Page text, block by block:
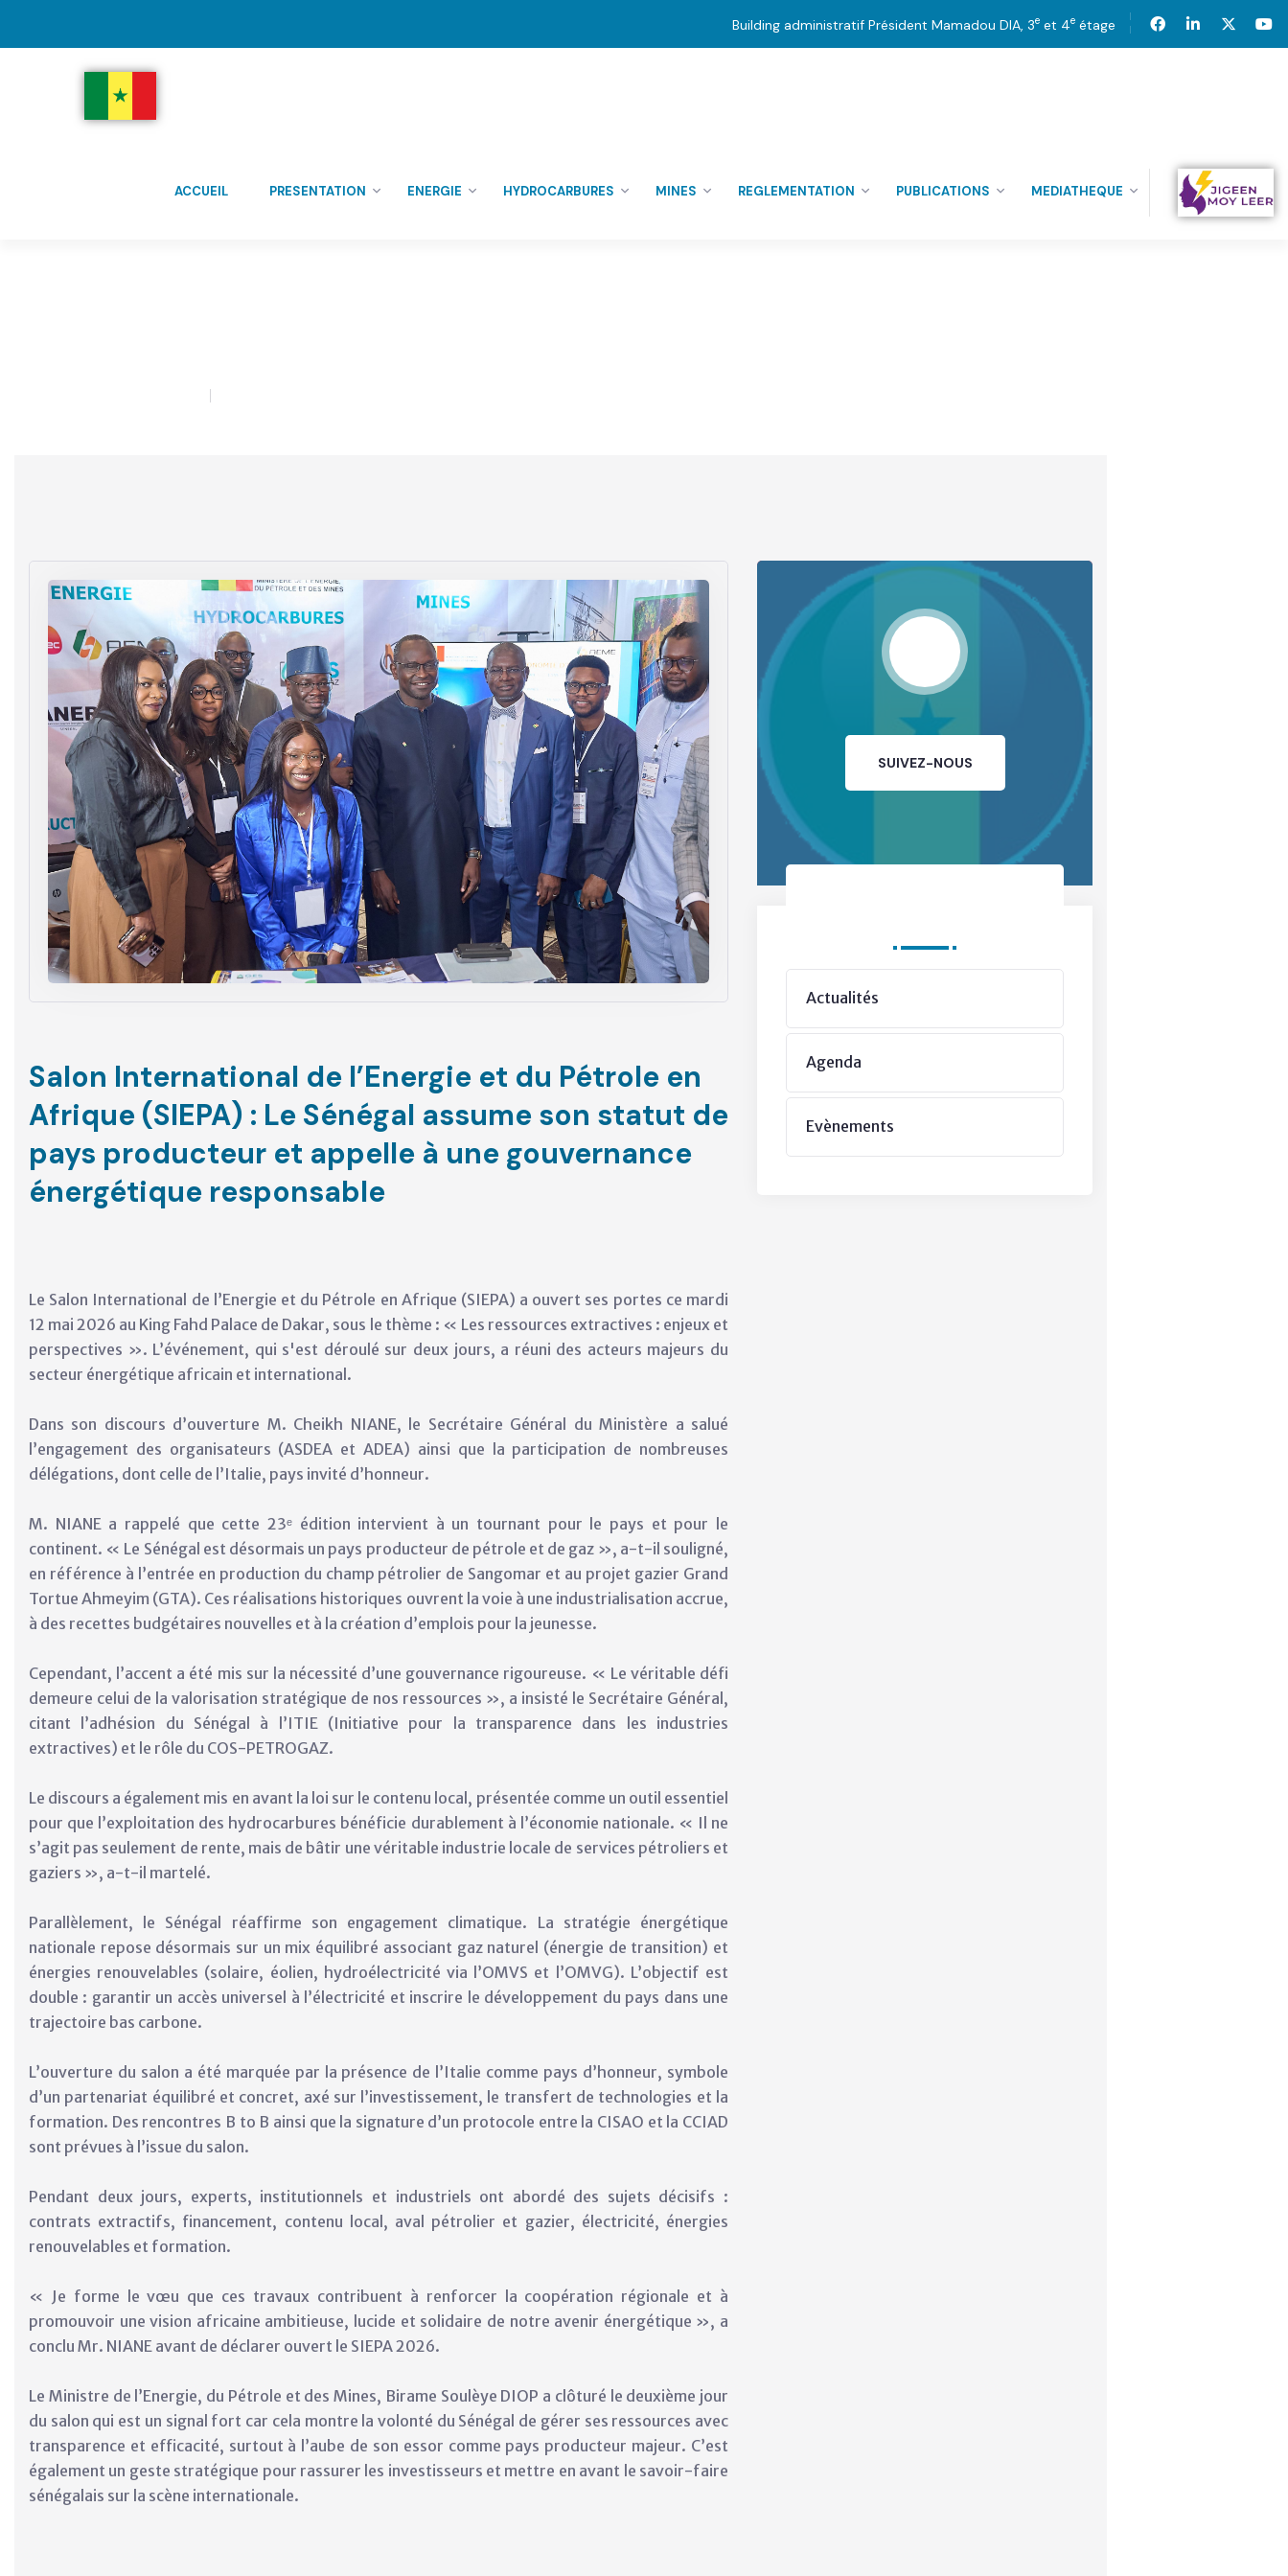
Building administratif Président Mamadou DIA, 3e et 4e étage
ACCUEIL PRESENTATION ENERGIE HYDROCARBURES MINES REGLEMENTATION PUBLICATIONS MEDIATHEQUE
Salon International de l’Energie et du Pétrole en
Afrique (SIEPA) : Le Sénégal assume son statut de
pays producteur et appelle à une gouvernance
énergétique responsable
Le Salon International de l’Energie et du Pétrole en Afrique (SIEPA) a ouvert ses portes ce mardi
12 mai 2026 au King Fahd Palace de Dakar, sous le thème : « Les ressources extractives : enjeux et
perspectives ». L’événement, qui s'est déroulé sur deux jours, a réuni des acteurs majeurs du
secteur énergétique africain et international.
Dans son discours d’ouverture M. Cheikh NIANE, le Secrétaire Général du Ministère a salué
l’engagement des organisateurs (ASDEA et ADEA) ainsi que la participation de nombreuses
délégations, dont celle de l’Italie, pays invité d’honneur.
M. NIANE a rappelé que cette 23ᵉ édition intervient à un tournant pour le pays et pour le
continent. « Le Sénégal est désormais un pays producteur de pétrole et de gaz », a-t-il souligné,
en référence à l’entrée en production du champ pétrolier de Sangomar et au projet gazier Grand
Tortue Ahmeyim (GTA). Ces réalisations historiques ouvrent la voie à une industrialisation accrue,
à des recettes budgétaires nouvelles et à la création d’emplois pour la jeunesse.
Cependant, l’accent a été mis sur la nécessité d’une gouvernance rigoureuse. « Le véritable défi
demeure celui de la valorisation stratégique de nos ressources », a insisté le Secrétaire Général,
citant l’adhésion du Sénégal à l’ITIE (Initiative pour la transparence dans les industries
extractives) et le rôle du COS-PETROGAZ.
Le discours a également mis en avant la loi sur le contenu local, présentée comme un outil essentiel
pour que l’exploitation des hydrocarbures bénéficie durablement à l’économie nationale. « Il ne
s’agit pas seulement de rente, mais de bâtir une véritable industrie locale de services pétroliers et
gaziers », a-t-il martelé.
Parallèlement, le Sénégal réaffirme son engagement climatique. La stratégie énergétique
nationale repose désormais sur un mix équilibré associant gaz naturel (énergie de transition) et
énergies renouvelables (solaire, éolien, hydroélectricité via l’OMVS et l’OMVG). L’objectif est
double : garantir un accès universel à l’électricité et inscrire le développement du pays dans une
trajectoire bas carbone.
L’ouverture du salon a été marquée par la présence de l’Italie comme pays d’honneur, symbole
d’un partenariat équilibré et concret, axé sur l’investissement, le transfert de technologies et la
formation. Des rencontres B to B ainsi que la signature d’un protocole entre la CISAO et la CCIAD
sont prévues à l’issue du salon.
Pendant deux jours, experts, institutionnels et industriels ont abordé des sujets décisifs :
contrats extractifs, financement, contenu local, aval pétrolier et gazier, électricité, énergies
renouvelables et formation.
« Je forme le vœu que ces travaux contribuent à renforcer la coopération régionale et à
promouvoir une vision africaine ambitieuse, lucide et solidaire de notre avenir énergétique », a
conclu Mr. NIANE avant de déclarer ouvert le SIEPA 2026.
Le Ministre de l’Energie, du Pétrole et des Mines, Birame Soulèye DIOP a clôturé le deuxième jour
du salon qui est un signal fort car cela montre la volonté du Sénégal de gérer ses ressources avec
transparence et efficacité, surtout à l’aube de son essor comme pays producteur majeur. C’est
également un geste stratégique pour rassurer les investisseurs et mettre en avant le savoir-faire
sénégalais sur la scène internationale.
SUIVEZ-NOUS
Actualités
Agenda
Evènements